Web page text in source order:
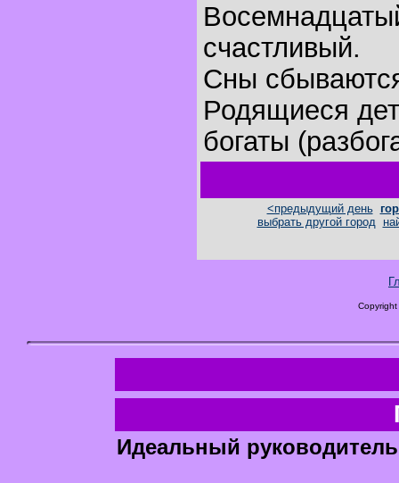
счастливый.
Сны
Родящиеся
богаты
<предыдущий день
выбрать другой город
Идеальный